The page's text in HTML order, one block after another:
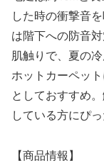
した時の衝撃音
は階下への防音
肌触りで、夏の
ホットカーペッ
としておすすめ
している方にぴ
【商品情報】